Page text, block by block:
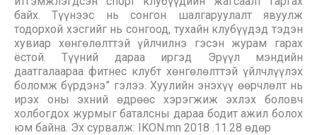
байх. Түүнээс нь сонгон шалгаруулалт явуулж
тодорхой хэсгийг нь сонгоод, тухайн клубүүдэд тэдэн
хувиар хөнгөлөлттэй үйлчилнэ гэсэн журам гарах
ёстой. Түүний дараа иргэд Эрүүл мэндийн
даатгалаараа фитнес клубт хөнгөлөлттэй үйлчлүүлэх
боломж бүрдэнэ” гэлээ. Хуулийн энэхүү өөрчлөлт нь
ирэх оны эхний өдрөөс хэрэгжиж эхлэх боловч
холбогдох журмыг баталсны дараа бодит ажил болох
юм байна. Эх сурвалж: IKON.mn 2018 .11.28 өдөр